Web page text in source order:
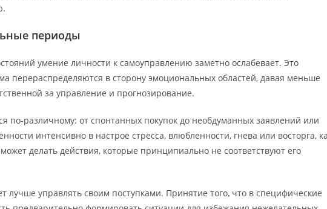
периоды
умение личности к самоуправлению заметно ослабевает. Это
перераспределяются в сторону эмоциональных областей, давая меньше
за управление и прогнозирование.
по-различному: от спонтанных покупок до необдуманных заявлений или
интенсивно в настрое стресса, влюбленности, гнева или восторга,
делать действия, которые принципиально не соответствуют его
лучше управлять своим поступками. Принятие того, что в специфические